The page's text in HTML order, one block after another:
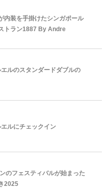
内装を手掛けたシンガポール
トラン1887 By Andre
ルのスタンダードダブルの
ルにチェックイン
のフェスティバルが始まった
2025